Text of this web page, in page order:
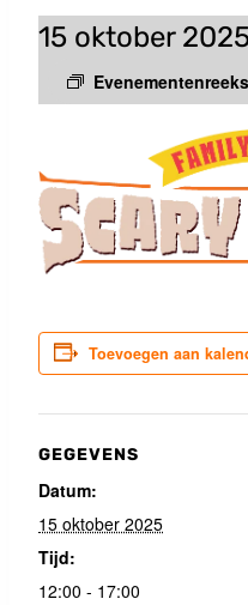
15 oktober
Evenementenreeks
Toevoegen aan
GEGEVENS
Datum:
15 oktober 2025
Tijd:
12:00 - 17:00